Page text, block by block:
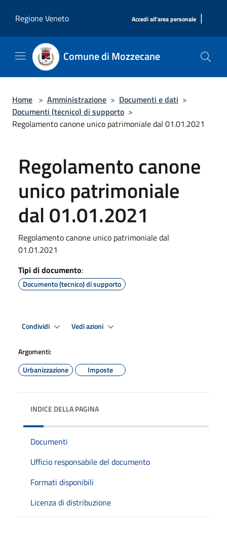
Regione Veneto
Accedi all'area personale |
Comune di Mozzecane
Home > Amministrazione > Documenti e dati >
Documenti (tecnico) di supporto >
Regolamento canone unico patrimoniale dal 01.01.2021
Regolamento canone
unico patrimoniale
dal 01.01.2021
Regolamento canone unico patrimoniale dal
01.01.2021
Tipi di documento:
Documento (tecnico) di supporto
Condividi Vedi azioni
Argomenti:
Urbanizzazione
Imposte
INDICE DELLA PAGINA
Documenti
Ufficio responsabile del documento
Formati disponibili
Licenza di distribuzione